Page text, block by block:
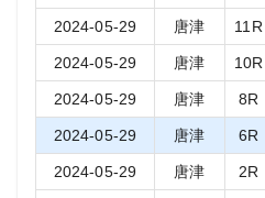
2024-05-29 唐津 11 R
2024-05-29 唐津 10R
2024-05-29 唐津 8R
2024-05-29 唐津 6R
2024-05-29 唐津 2R